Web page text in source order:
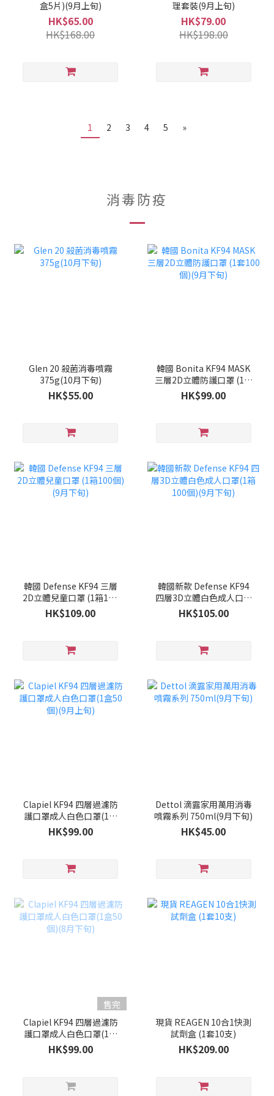
盒5片)(9月上旬)
HK$65.00
HK$168.00
理套裝(9月上旬)
HK$79.00
HK$198.00
1 2 3 4 5 »
消毒防疫
Glen 20 殺菌消毒噴霧
375g(10月下旬)
HK$55.00
韓國 Bonita KF94 MASK
三層2D立體防護口罩 (1套
100個)(9月下旬)
HK$99.00
韓國 Defense KF94 三層
2D立體兒童口罩 (1箱100
個)(9月下旬)
HK$109.00
韓國新款 Defense KF94
四層3D立體白色成人口罩
(1箱100個)(9月下旬)
HK$105.00
Clapiel KF94 四層過濾防
護口罩成人白色口罩(1盒
50個)(9月上旬)
HK$99.00
Dettol 滴露家用萬用消毒
噴霧系列 750ml(9月下旬)
HK$45.00
售完
Clapiel KF94 四層過濾防
護口罩成人白色口罩(1盒
50個)(8月下旬)
HK$99.00
現貨 REAGEN 10合1快測
試劑盒 (1套10支)
HK$209.00